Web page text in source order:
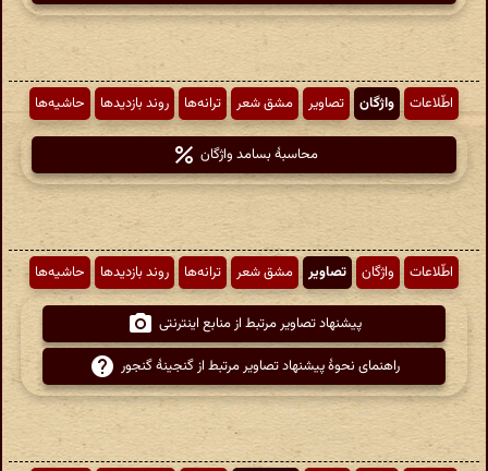
اطّلاعات واژگان تصاویر مشق شعر ترانه‌ها روند بازدیدها حاشیه‌ها
محاسبهٔ بسامد واژگان
اطّلاعات واژگان تصاویر مشق شعر ترانه‌ها روند بازدیدها حاشیه‌ها
پیشنهاد تصاویر مرتبط از منابع اینترنتی
راهنمای نحوهٔ پیشنهاد تصاویر مرتبط از گنجینهٔ گنجور